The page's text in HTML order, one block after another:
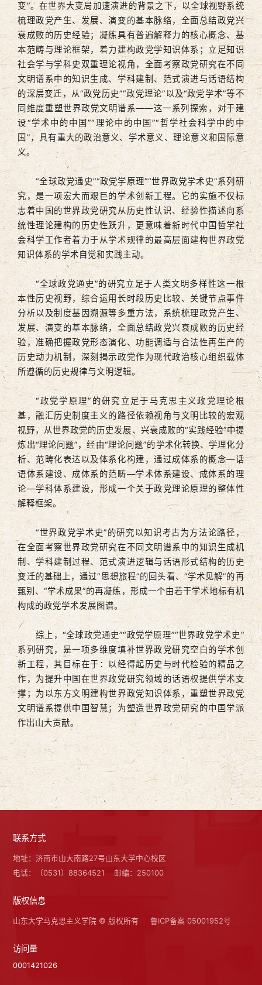
变”。在世界大变局加速演进的背景之下，以全球视野系统
梳理政党产生、发展、演变的基本脉络，全面总结政党兴
衰成败的历史经验；凝练具有普遍解释力的核心概念、基
本范畴与理论框架，着力建构政党学知识体系；立足知识
社会学与学科史双重理论视角，全面考察政党研究在不同
文明谱系中的知识生成、学科建制、范式演进与话语结构
的深层变迁，从“政党历史”“政党理论”以及“政党学术”等不
同维度重塑世界政党文明谱系——这一系列探索，对于建
设“学术中的中国”“理论中的中国”“哲学社会科学中的中
国”，具有重大的政治意义、学术意义、理论意义和国际意
义。
“全球政党通史”“政党学原理”“世界政党学术史”系列研
究，是一项宏大而艰巨的学术创新工程。它的实施不仅标
志着中国的世界政党研究从历史性认识、经验性描述向系
统性理论建构的历史性跃升，更意味着新时代中国哲学社
会科学工作者着力于从学术规律的最高层面建构世界政党
知识体系的学术自觉和实践主动。
“全球政党通史”的研究立足于人类文明多样性这一根
本性历史视野，综合运用长时段历史比较、关键节点事件
分析以及制度基因溯源等多重方法，系统梳理政党产生、
发展、演变的基本脉络，全面总结政党兴衰成败的历史经
验，准确把握政党形态演化、功能调适与合法性再生产的
历史动力机制，深刻揭示政党作为现代政治核心组织载体
所遵循的历史规律与文明逻辑。
“政党学原理”的研究立足于马克思主义政党理论根
基，融汇历史制度主义的路径依赖视角与文明比较的宏观
视野，从世界政党的历史发展、兴衰成败的“实践经验”中提
炼出“理论问题”，经由“理论问题”的学术化转换、学理化分
析、范畴化表达以及体系化构建，通过成体系的概念—话
语体系建设、成体系的范畴—学术体系建设、成体系的理
论—学科体系建设，形成一个关于政党理论原理的整体性
解释框架。
“世界政党学术史”的研究以知识考古为方法论路径，
在全面考察世界政党研究在不同文明谱系中的知识生成机
制、学科建制过程、范式演进逻辑与话语形式结构的历史
变迁的基础上，通过“思想旅程”的回头看、“学术见解”的再
甄别、“学术成果”的再凝练，形成一个由若干学术地标有机
构成的政党学术发展图谱。
综上，“全球政党通史”“政党学原理”“世界政党学术史”
系列研究，是一项多维度填补世界政党研究空白的学术创
新工程，其目标在于：以经得起历史与时代检验的精品之
作，为提升中国在世界政党研究领域的话语权提供学术支
撑；为以东方文明建构世界政党知识体系，重塑世界政党
文明谱系提供中国智慧；为塑造世界政党研究的中国学派
作出山大贡献。
联系方式
地址：济南市山大南路27号山东大学中心校区
电话：（0531）88364521
邮编：250100
版权信息
山东大学马克思主义学院 © 版权所有 鲁ICP备案 05001952号
访问量
0001421026